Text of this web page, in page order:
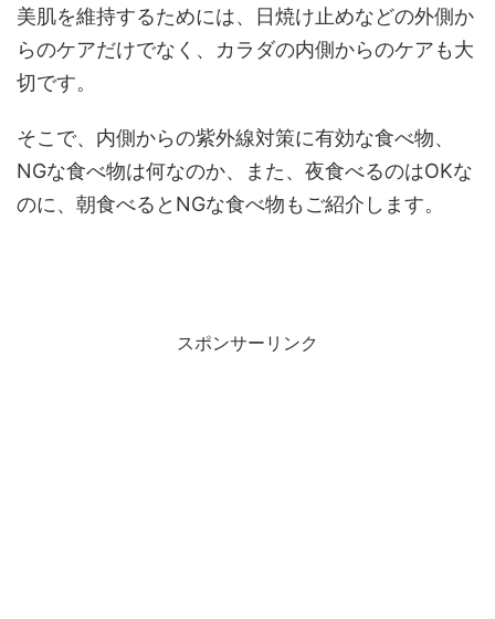
美肌を維持するためには、日焼け止めなどの外側か
らのケアだけでなく、カラダの内側からのケアも大
切です。
そこで、内側からの紫外線対策に有効な食べ物、
NGな食べ物は何なのか、また、夜食べるのはOKな
のに、朝食べるとNGな食べ物もご紹介します。
スポンサーリンク